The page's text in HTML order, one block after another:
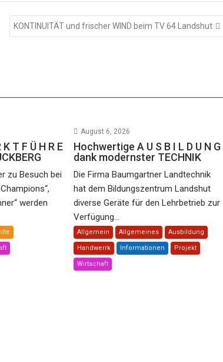
KONTINUITÄT und frischer WIND beim TV 64 Landshut
T F Ü H R E
zu Besuch bei
werden
August 6, 2026
Hochwertige A U S B I L D U N G
dank modernster TECHNIK
Die Firma Baumgartner Landtechnik
hat dem Bildungszentrum Landshut
diverse Geräte für den Lehrbetrieb zur
Verfügung...
Allgemein Allgemeines Ausbildung
Handwerrk Informationen Projekt
Wirtschaft